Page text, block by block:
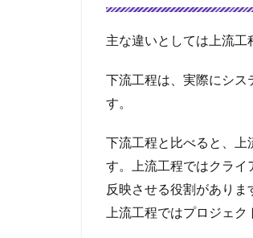
主な違いとしては上流工
下流工程は、実際にシ
す。
下流工程と比べると、上
す。上流工程ではクライ
反映させる役割がありま
上流工程ではプロジェ